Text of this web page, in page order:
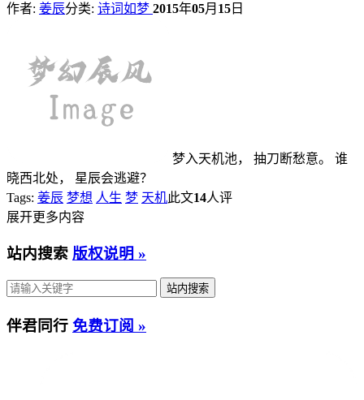
作者: 姜辰分类: 诗词如梦 2015年05月 15 日
梦入天机池， 抽刀断愁意。 谁
晓西北处， 星辰会逃避？
Tags: 姜辰 梦想 人生 梦 天机此文14人评
展开更多内容
站内搜索 版权说明 »
伴君同行 免费订阅 »